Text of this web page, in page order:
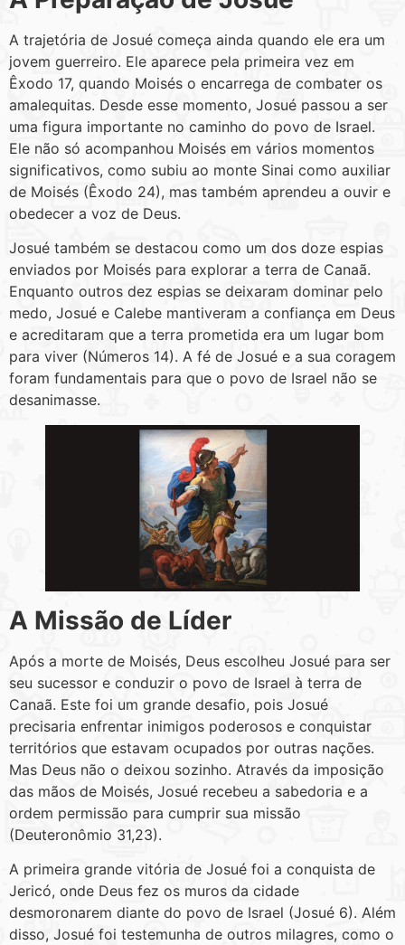
A trajetória de Josué começa ainda quando ele era um
jovem guerreiro. Ele aparece pela primeira vez em
Êxodo 17, quando Moisés o encarrega de combater os
amalequitas. Desde esse momento, Josué passou a ser
uma figura importante no caminho do povo de Israel.
Ele não só acompanhou Moisés em vários momentos
significativos, como subiu ao monte Sinai como auxiliar
de Moisés (Êxodo 24), mas também aprendeu a ouvir e
obedecer a voz de Deus.
Josué também se destacou como um dos doze espias
enviados por Moisés para explorar a terra de Canaã.
Enquanto outros dez espias se deixaram dominar pelo
medo, Josué e Calebe mantiveram a confiança em Deus
e acreditaram que a terra prometida era um lugar bom
para viver (Números 14). A fé de Josué e a sua coragem
foram fundamentais para que o povo de Israel não se
desanimasse.
A Missão de Líder
Após a morte de Moisés, Deus escolheu Josué para ser
seu sucessor e conduzir o povo de Israel à terra de
Canaã. Este foi um grande desafio, pois Josué
precisaria enfrentar inimigos poderosos e conquistar
territórios que estavam ocupados por outras nações.
Mas Deus não o deixou sozinho. Através da imposição
das mãos de Moisés, Josué recebeu a sabedoria e a
ordem permissão para cumprir sua missão
(Deuteronômio 31,23).
A primeira grande vitória de Josué foi a conquista de
Jericó, onde Deus fez os muros da cidade
desmoronarem diante do povo de Israel (Josué 6). Além
disso, Josué foi testemunha de outros milagres, como o